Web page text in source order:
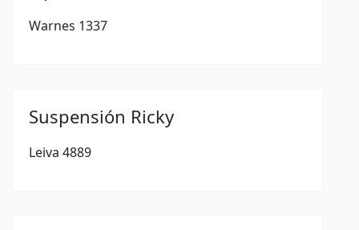
Warnes 1337
Suspensión Ricky
Leiva 4889